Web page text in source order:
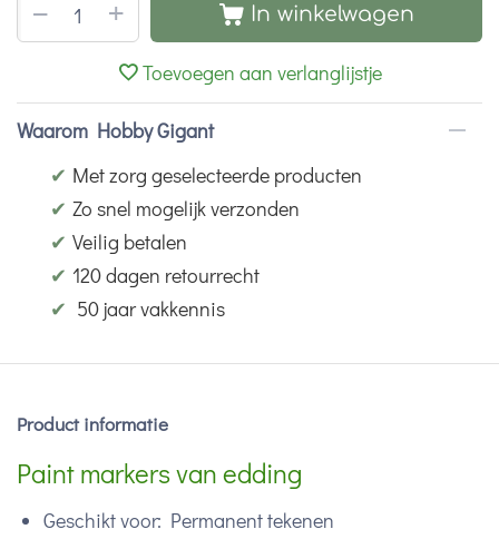
+
− In winkelwagen
Toevoegen aan verlanglijstje
Waarom Hobby Gigant
✔ Met zorg geselecteerde producten
✔ Zo snel mogelijk verzonden
✔ Veilig betalen
✔ 120 dagen retourrecht
✔ 50 jaar vakkennis
Product informatie
Paint markers van edding
Geschikt voor: Permanent tekenen